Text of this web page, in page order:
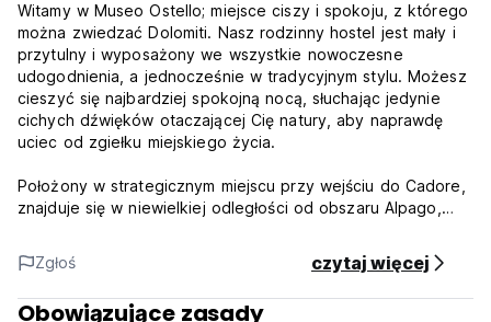
Witamy w Museo Ostello; miejsce ciszy i spokoju, z którego
można zwiedzać Dolomiti. Nasz rodzinny hostel jest mały i
przytulny i wyposażony we wszystkie nowoczesne
udogodnienia, a jednocześnie w tradycyjnym stylu. Możesz
cieszyć się najbardziej spokojną nocą, słuchając jedynie
cichych dźwięków otaczającej Cię natury, aby naprawdę
uciec od zgiełku miejskiego życia.
Położony w strategicznym miejscu przy wejściu do Cadore,
znajduje się w niewielkiej odległości od obszaru Alpago,
innych atrakcji. Okolica jest idealna do uprawiania turystyki
pieszej i rowerowej, a także do uprawiania wielu sportów
ekstremalnych, takich jak wspinaczka, spływy kajakowe i
paralotniarstwo. Dla tych, którzy interesują się kulturą, w
Zgłoś czytaj więcej
Obowiązujące zasady